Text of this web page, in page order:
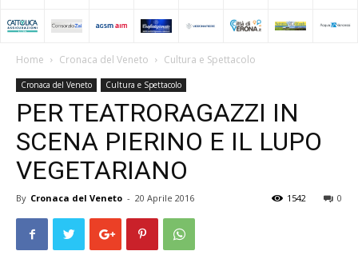
del
Veneto
Home Cronaca del Veneto Cultura e Spettacolo
Cronaca del Veneto Cultura e Spettacolo
PER TEATRORAGAZZI IN
SCENA PIERINO E IL LUPO
VEGETARIANO
By Cronaca del Veneto - 20 Aprile 2016 0
1542